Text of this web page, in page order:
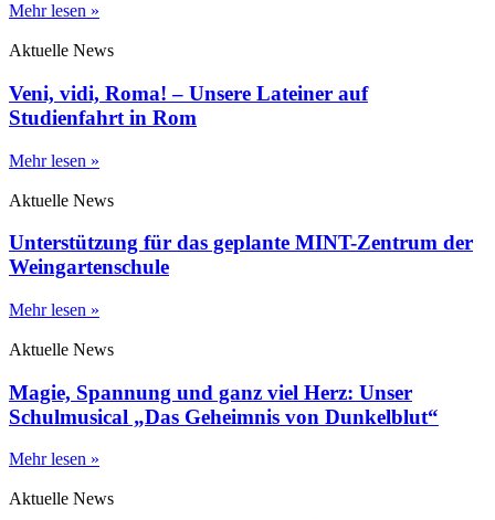
Mehr lesen »
Aktuelle News
Veni, vidi, Roma! – Unsere Lateiner auf
Studienfahrt in Rom
Mehr lesen »
Aktuelle News
Unterstützung für das geplante MINT-Zentrum der
Weingartenschule
Mehr lesen »
Aktuelle News
Magie, Spannung und ganz viel Herz: Unser
Schulmusical „Das Geheimnis von Dunkelblut“
Mehr lesen »
Aktuelle News